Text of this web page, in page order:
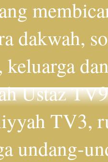
dakwah,
keluarga
Ustaz
TV3,
undang-